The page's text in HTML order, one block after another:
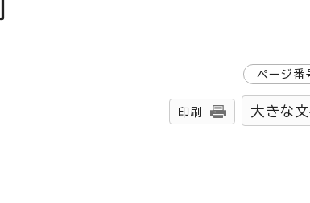
ページ番
印刷 大きな